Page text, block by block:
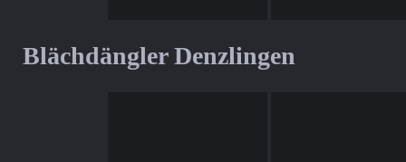
Blächdängler Denzlingen